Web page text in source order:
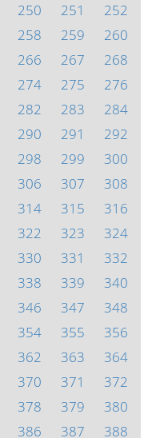
250 251
252
258 259
260
266 267
268
274 275
276
282 283
284
290 291
292
298 299
300
306 307
308
314 315
316
322 323
324
330 331
332
338 339
340
346 347
348
354 355
356
362 363
364
370 371
372
378 379
380
386 387 388